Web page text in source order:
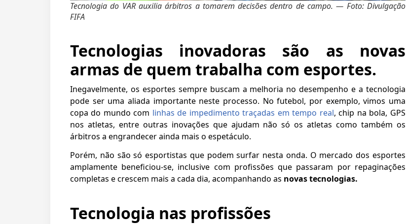
Tecnologia do VAR auxilia árbitros a tomarem decisões dentro de campo. — Foto: Divulgação
FIFA
Tecnologias inovadoras são as novas
armas de quem trabalha com esportes.
Inegavelmente, os esportes sempre buscam a melhoria no desempenho e a tecnologia
pode ser uma aliada importante neste processo. No futebol, por exemplo, vimos uma
copa do mundo com linhas de impedimento traçadas em tempo real, chip na bola, GPS
nos atletas, entre outras inovações que ajudam não só os atletas como também os
árbitros a engrandecer ainda mais o espetáculo.
Porém, não são só esportistas que podem surfar nesta onda. O mercado dos esportes
amplamente beneficiou-se, inclusive com profissões que passaram por repaginações
completas e crescem mais a cada dia, acompanhando as novas tecnologias.
Tecnologia nas profissões